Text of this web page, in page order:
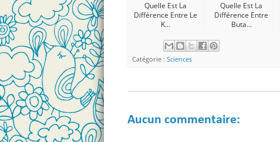
Quelle Est La
Différence Entre Le
K...
Quelle Est La
Différence Entre
Buta...
Catégorie : Sciences
Aucun commentaire: